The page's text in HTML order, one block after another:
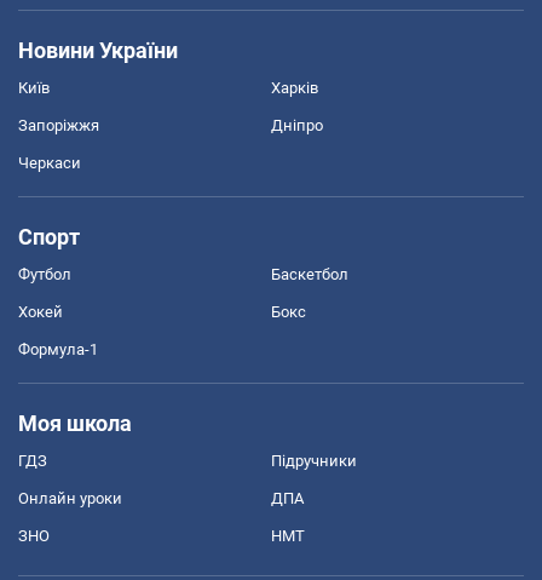
Новини України
Київ Харків
Запоріжжя Дніпро
Черкаси
Спорт
Футбол Баскетбол
Хокей Бокс
Формула-1
Моя школа
ГДЗ Підручники
Онлайн уроки ДПА
ЗНО НМТ